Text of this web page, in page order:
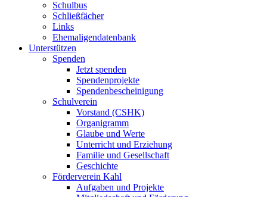
Schulbus
Schließfächer
Links
Ehemaligendatenbank
Unterstützen
Spenden
Jetzt spenden
Spendenprojekte
Spendenbescheinigung
Schulverein
Vorstand (CSHK)
Organigramm
Glaube und Werte
Unterricht und Erziehung
Familie und Gesellschaft
Geschichte
Förderverein Kahl
Aufgaben und Projekte